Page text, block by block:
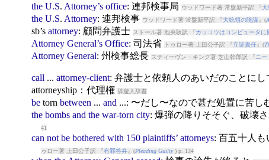
the U.S. Attorney’s office: 連邦検事局 ウッドワード著 常盤新平訳 『
the U.S. Attorney: 連邦検事 ウッドワード著 常盤新平訳 『大統領の陰謀』(
sb’s attorney: 顧問弁護士 ストール著 池央耿訳 『カッコウはコンピュータに
Attorney General’s Office: 司法省 トゥロー著 上田公子訳 『立証責任』(
Attorney General: 州検事総長 スティーヴン・キング著 芝山幹郎訳 『 ニー
call ... attorney-client: 弁護士と依頼人のあいだのことにし
attorneyship：代理権 辞遊人辞書
be torn between ... and ...: 〜だし〜なので甚だ処置に苦し
the bombs and the war-torn city: 爆弾の降りそそぐ、破壊
41
can not be bothered with 150 plaintiffs’ attorneys: 百五十人
ゥロー著 上田公子訳 『有罪答弁』(Pleading Guilty) p. 134